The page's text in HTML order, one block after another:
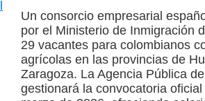
a
l
i
z
a
Un consorcio empresarial
por el Ministerio de Inmigración
29 vacantes para colombianos
agrícolas en las provincias de
Zaragoza. La Agencia Pública
gestionará la convocatoria